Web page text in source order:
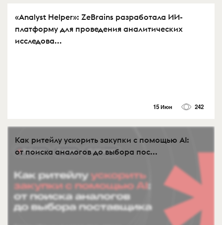
«Analyst Helper»: ZeBrains разработала ИИ-
платформу для проведения аналитических
исследова...
15 Июн 242
Как ритейлу ускорить закупки с помощью AI:
от поиска аналогов до выбора пос...